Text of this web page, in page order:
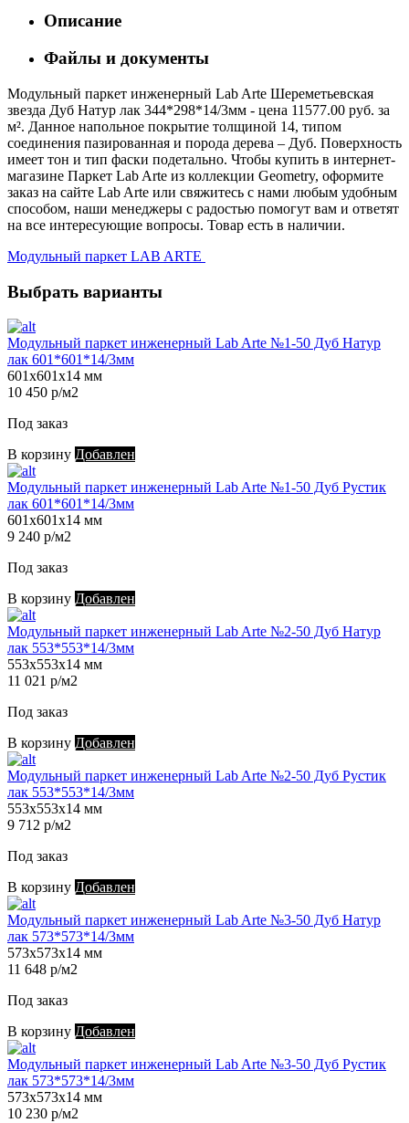
Описание
Файлы и документы
Модульный паркет инженерный Lab Arte Шереметьевская
звезда Дуб Натур лак 344*298*14/3мм - цена 11577.00 руб. за
м². Данное напольное покрытие толщиной 14, типом
соединения пазированная и порода дерева – Дуб. Поверхность
имеет тон и тип фаски подетально. Чтобы купить в интернет-
магазине Паркет Lab Arte из коллекции Geometry, оформите
заказ на сайте Lab Arte или свяжитесь с нами любым удобным
способом, наши менеджеры с радостью помогут вам и ответят
на все интересующие вопросы. Товар есть в наличии.
Модульный паркет LAB ARTE
Выбрать варианты
Модульный паркет инженерный Lab Arte №1-50 Дуб Натур
лак 601*601*14/3мм
601х601х14 мм
10 450 р/м2
Под заказ
В корзину Добавлен
Модульный паркет инженерный Lab Arte №1-50 Дуб Рустик
лак 601*601*14/3мм
601х601х14 мм
9 240 р/м2
Под заказ
В корзину Добавлен
Модульный паркет инженерный Lab Arte №2-50 Дуб Натур
лак 553*553*14/3мм
553х553х14 мм
11 021 р/м2
Под заказ
В корзину Добавлен
Модульный паркет инженерный Lab Arte №2-50 Дуб Рустик
лак 553*553*14/3мм
553х553х14 мм
9 712 р/м2
Под заказ
В корзину Добавлен
Модульный паркет инженерный Lab Arte №3-50 Дуб Натур
лак 573*573*14/3мм
573х573х14 мм
11 648 р/м2
Под заказ
В корзину Добавлен
Модульный паркет инженерный Lab Arte №3-50 Дуб Рустик
лак 573*573*14/3мм
573х573х14 мм
10 230 р/м2